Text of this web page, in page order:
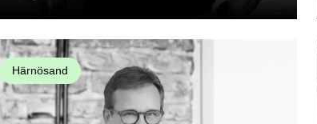
Härnösand